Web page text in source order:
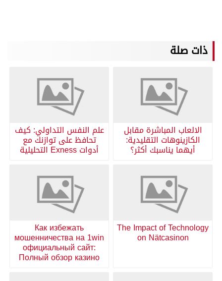
ذات صلة
الالعاب المباشرة مقابل
الكازينوهات التقليدية:
أيهما يناسبك أكثر؟
علم النفس التداولي: كيف
تحافظ على توازنك مع
أدوات Exness التحليلية
The Impact of Technology
on Nätcasinon
Как избежать
мошенничества на 1win
официальный сайт:
Полный обзор казино